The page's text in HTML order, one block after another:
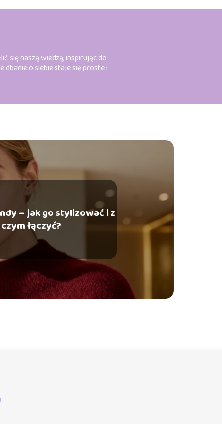
się naszą wiedzą, inspirując do
o siebie staje się proste i
– jak go stylizować i z
czym łączyć?